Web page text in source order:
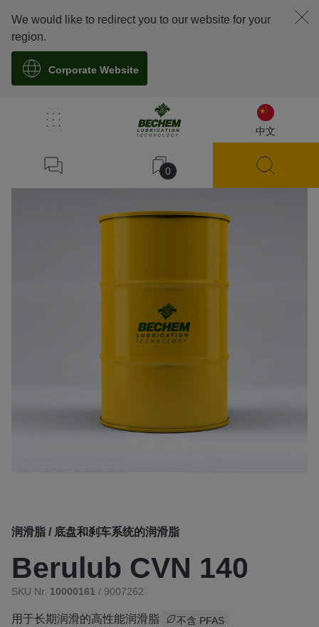
中文
0
We would like to redirect you to our website for your
region.
Corporate Website
溯源
润滑脂 / 底盘和刹车系统的润滑脂
Berulub CVN 140
SKU Nr. 10000161 / 9007262
用于长期润滑的高性能润滑脂 不含 PFAS